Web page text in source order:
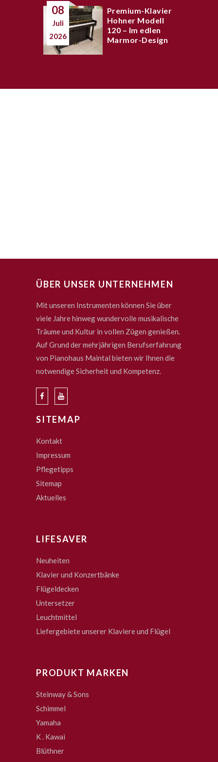
08
Juli
2026
Premium-Klavier
Hohner Modell
120 – Im edlen
Marmor-Design
ÜBER UNSER UNTERNEHMEN
Mit unseren Instrumenten können Sie über
viele Jahre hinweg wundervolle musikalische
Träume und Kultur in vollen Zügen genießen.
Auf Grund der mehrjährigen Berufserfahrung
von Pianohaus Maintal bieten wir Ihnen die
notwendige Sicherheit und Kompetenz.
SITEMAP
Kontakt
Impressum
Pflegetipps
Sitemap
Aktuelles
LIFESAVER
Neuheiten
Klavier und Konzertbänke
Flügeldecken
Untersetzer
Leuchtmittel
Liefergebiete unserer Klaviere und Flügel
PRODUKT MARKEN
Steinway & Sons
Schimmel
Yamaha
K . Kawai
Blüthner